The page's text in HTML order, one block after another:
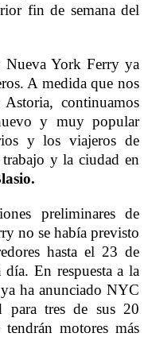
fin de semana del
Nueva York Ferry ya
A medida que nos
continuamos
y muy popular
y los viajeros de
y la ciudad en
preliminares de
no se había previsto
hasta el 23 de
En respuesta a la
ha anunciado NYC
para tres de sus 20
motores más